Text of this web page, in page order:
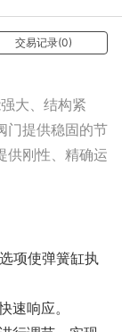
交易记录(0)
大、结构紧
门提供稳固的节
供刚性、精确运
项使弹簧缸执
速响应。